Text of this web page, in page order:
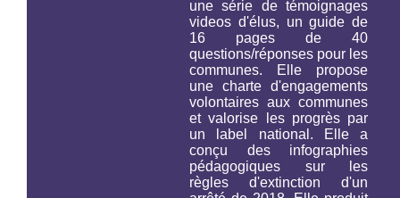
une série de témoignages
videos d'élus, un guide de
16 pages de 40
questions/réponses pour les
communes. Elle propose
une charte d'engagements
volontaires aux communes
et valorise les progrès par
un label national. Elle a
conçu des infographies
pédagogiques sur les
règles d'extinction d'un